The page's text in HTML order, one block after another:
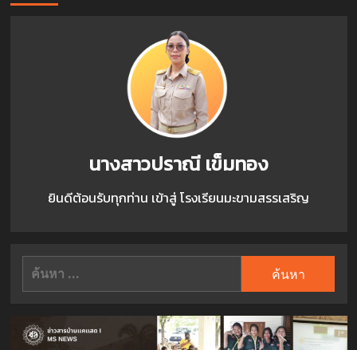
นางสาวปราณี เข็มทอง
ยินดีต้อนรับทุกท่าน เข้าสู่ โรงเรียนมะขามสรรเสริญ
ค้นหา
สำหรับ: